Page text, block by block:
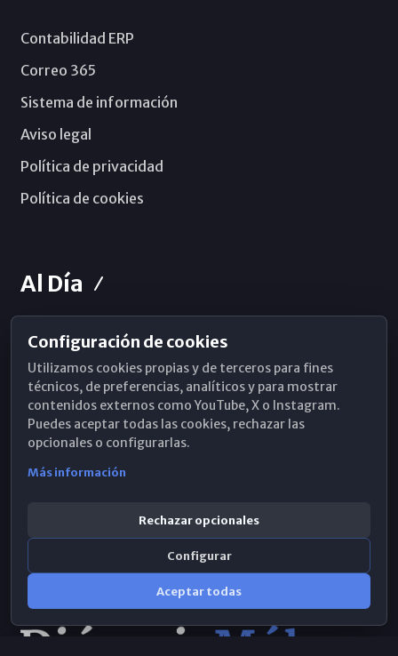
Contabilidad ERP
Correo 365
Sistema de información
Aviso legal
Política de privacidad
Política de cookies
Al Día
Horarios de Misa
Hemeroteca
WhatsApp
Configuración de cookies
Utilizamos cookies propias y de terceros para fines
técnicos, de preferencias, analíticos y para mostrar
contenidos externos como YouTube, X o Instagram.
Puedes aceptar todas las cookies, rechazar las
opcionales o configurarlas.
Más información
Rechazar opcionales
Configurar
Aceptar todas